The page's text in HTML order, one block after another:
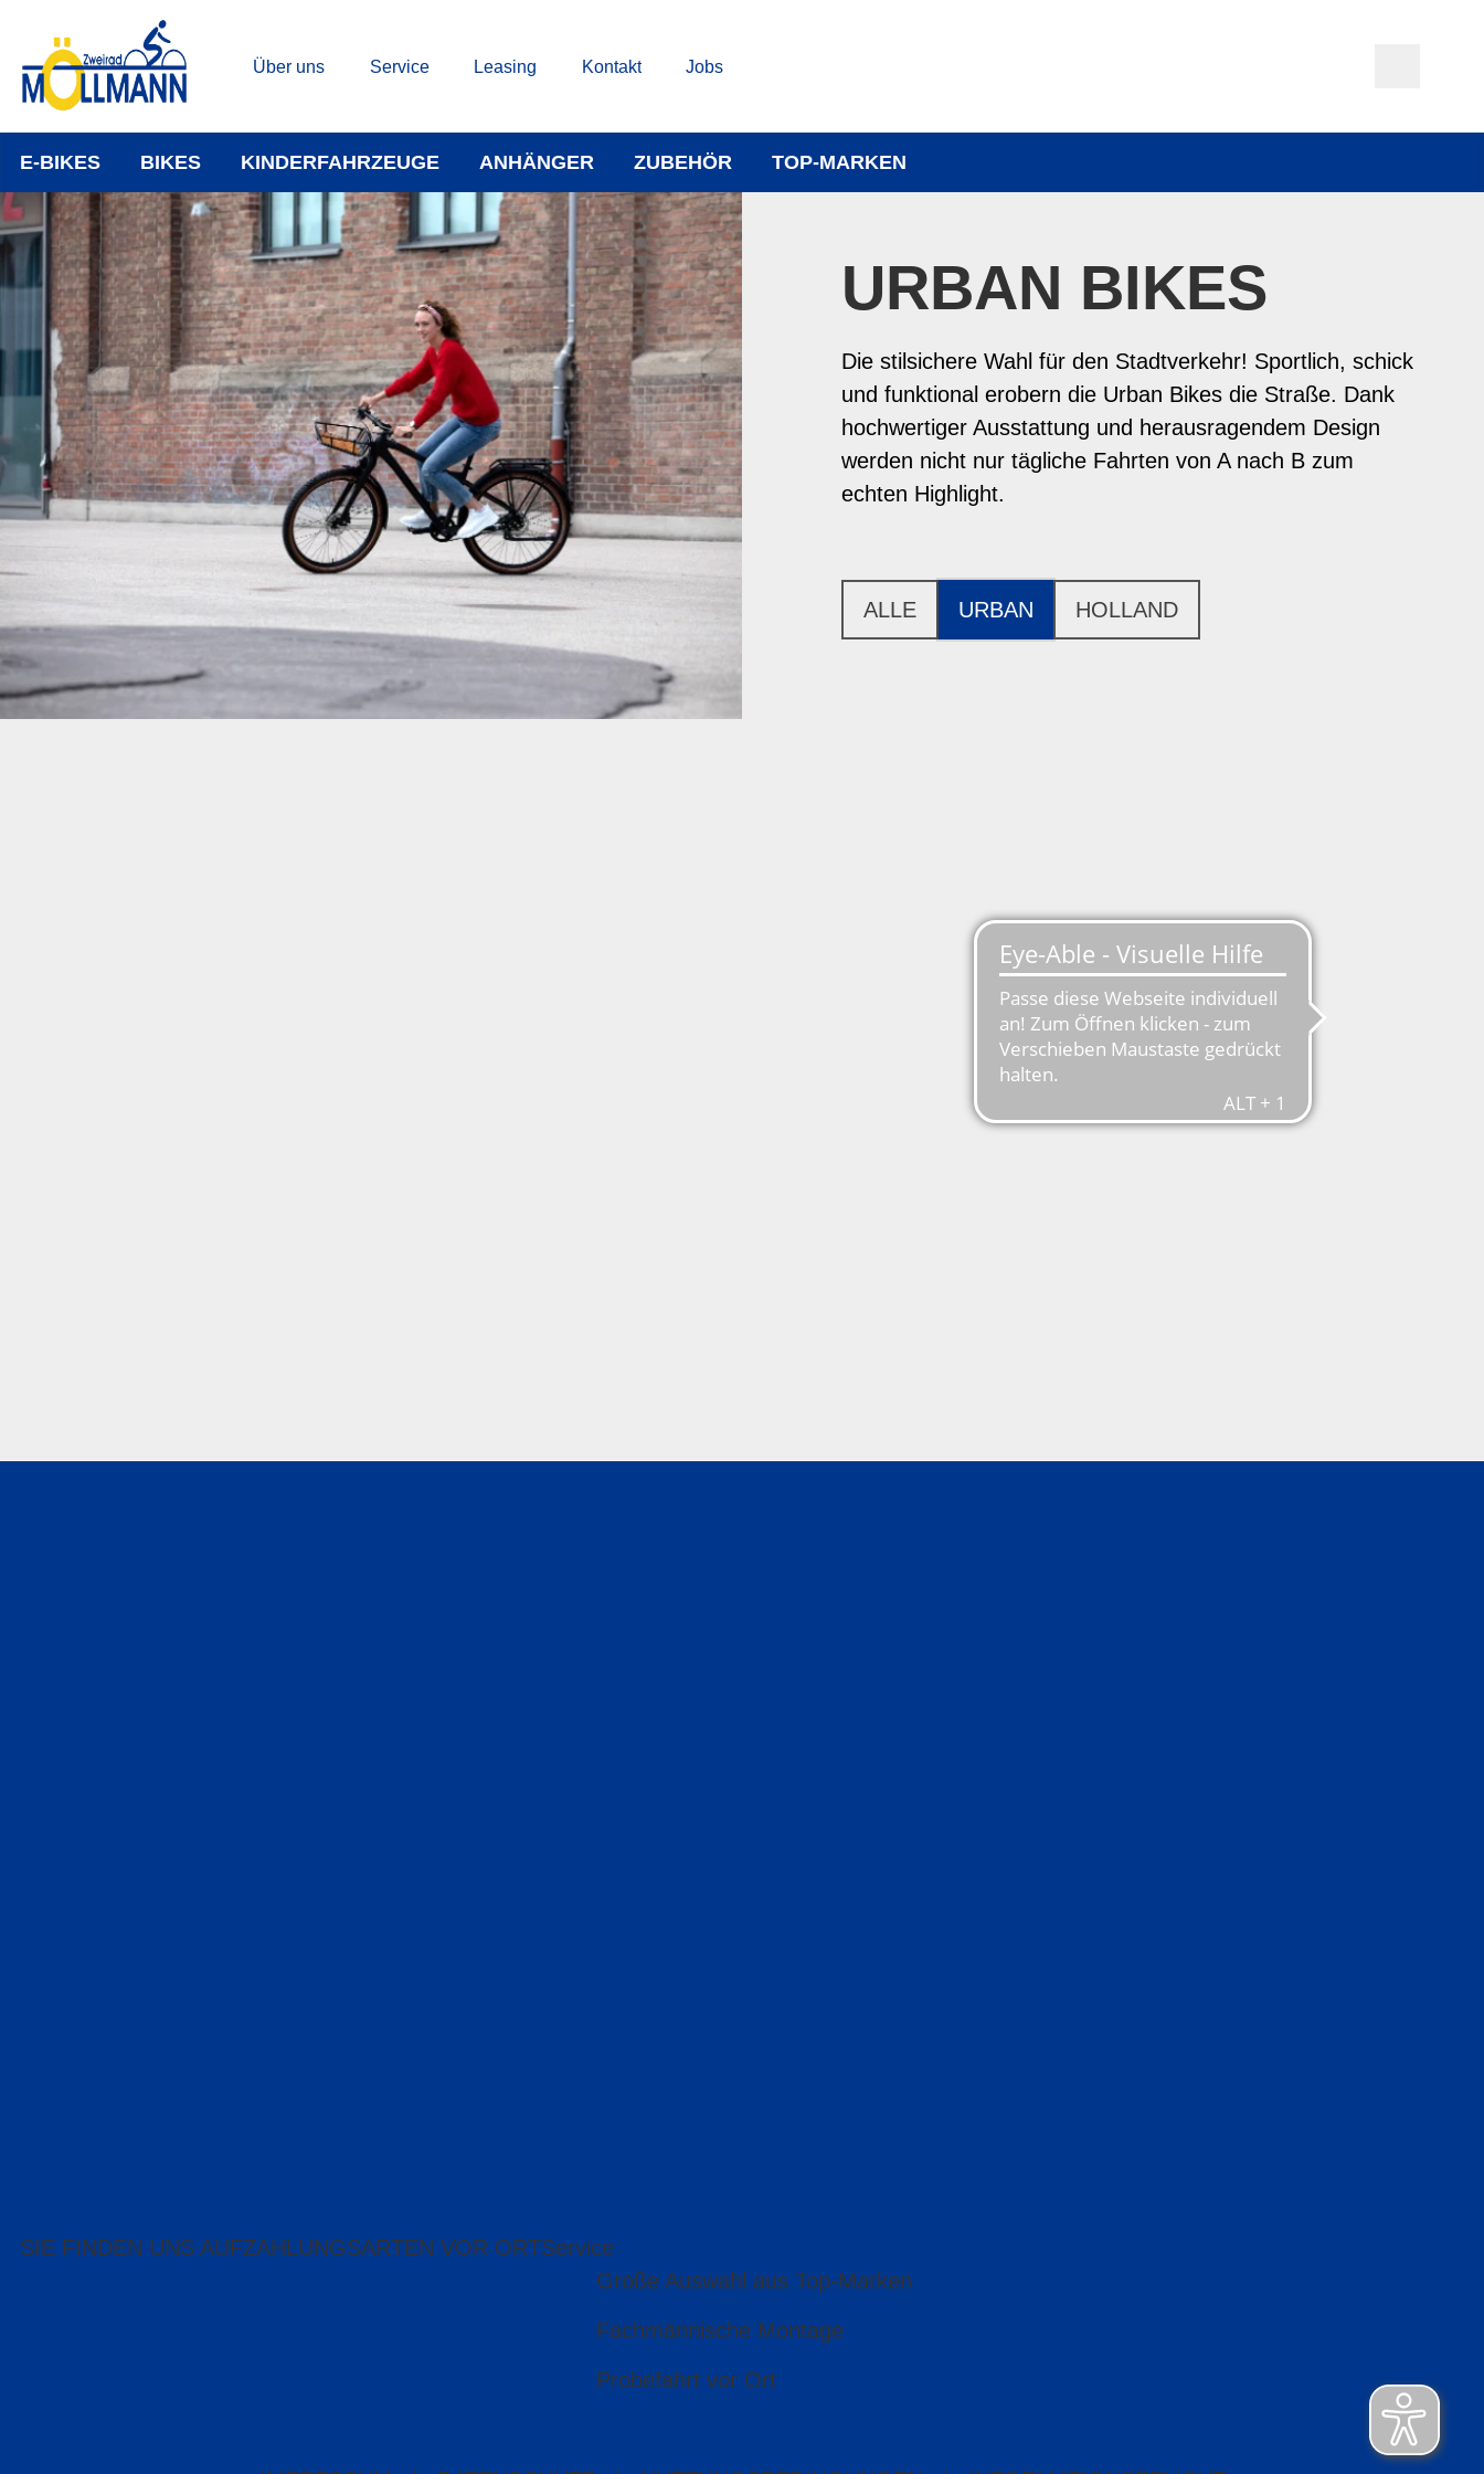
Über uns Service Leasing Kontakt Jobs
E-BIKES BIKES KINDERFAHRZEUGE ANHÄNGER ZUBEHÖR TOP-MARKEN
URBAN BIKES
Die stilsichere Wahl für den Stadtverkehr! Sportlich, schick
und funktional erobern die Urban Bikes die Straße. Dank
hochwertiger Ausstattung und herausragendem Design
werden nicht nur tägliche Fahrten von A nach B zum
echten Highlight.
ALLE URBAN HOLLAND
SIE FINDEN UNS AUFZAHLUNGSARTEN VOR ORTService
Große Auswahl aus Top-Marken
Fachmännische Montage
Probefahrt vor Ort